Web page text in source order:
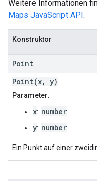
Weitere Informationen
Maps JavaScript API.
Konstruktor
Point
Point(x, y)
Parameter:
x: number
y: number
Ein Punkt auf einer